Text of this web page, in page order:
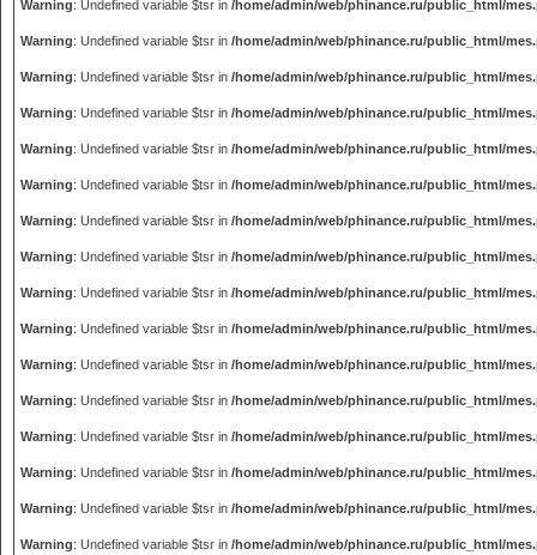
Warning: Undefined variable $tsr in /home/admin/web/phinance.ru/public_html/
Warning: Undefined variable $tsr in /home/admin/web/phinance.ru/public_html/
Warning: Undefined variable $tsr in /home/admin/web/phinance.ru/public_html/
Warning: Undefined variable $tsr in /home/admin/web/phinance.ru/public_html/
Warning: Undefined variable $tsr in /home/admin/web/phinance.ru/public_html/
Warning: Undefined variable $tsr in /home/admin/web/phinance.ru/public_html/
Warning: Undefined variable $tsr in /home/admin/web/phinance.ru/public_html/
Warning: Undefined variable $tsr in /home/admin/web/phinance.ru/public_html/
Warning: Undefined variable $tsr in /home/admin/web/phinance.ru/public_html/
Warning: Undefined variable $tsr in /home/admin/web/phinance.ru/public_html/
Warning: Undefined variable $tsr in /home/admin/web/phinance.ru/public_html/
Warning: Undefined variable $tsr in /home/admin/web/phinance.ru/public_html/
Warning: Undefined variable $tsr in /home/admin/web/phinance.ru/public_html/
Warning: Undefined variable $tsr in /home/admin/web/phinance.ru/public_html/
Warning: Undefined variable $tsr in /home/admin/web/phinance.ru/public_html/
Warning: Undefined variable $tsr in /home/admin/web/phinance.ru/public_html/